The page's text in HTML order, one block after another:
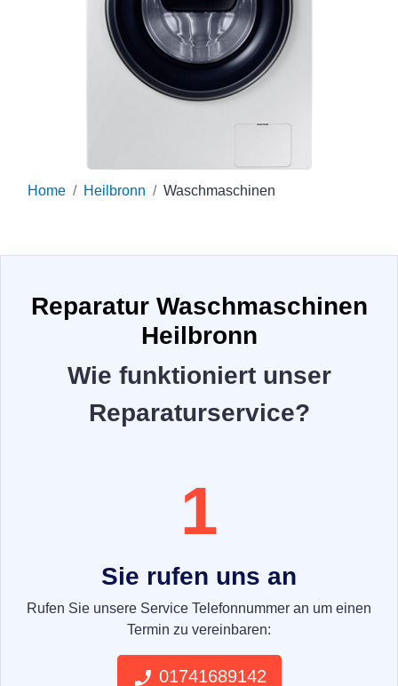
Home Heilbronn Waschmaschinen
Reparatur Waschmaschinen
Heilbronn
Wie funktioniert unser
Reparaturservice?
1
Sie rufen uns an
Rufen Sie unsere Service Telefonnummer an um einen
Termin zu vereinbaren:
01741689142